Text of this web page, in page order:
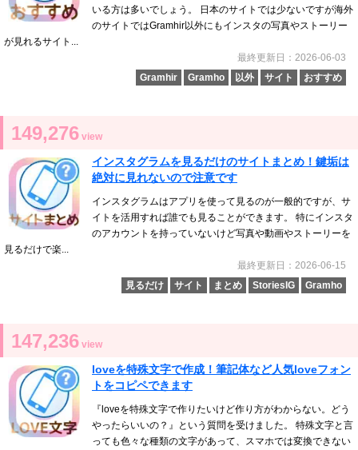
いる方は多いでしょう。 日本のサイトでは少ないですが海外
のサイトではGramhir以外にもインスタの写真やストーリー
が見れるサイト...
最終更新日：2026-06-03
Gramhir
Gramho 以外 サイト おすすめ
149,276 view
インスタグラムを見るだけのサイトまとめ！鍵垢は
絶対に見れないので注意です
インスタグラムはアプリを使って見るのが一般的ですが、サ
イトを活用すれば誰でも見ることができます。 特にインスタ
のアカウントを持っていないけど写真や動画やストーリーを
見るだけで楽...
最終更新日：2026-06-15
見るだけ
サイト まとめ StoriesIG Gramho
147,236 view
loveを特殊文字で作成！筆記体など人気loveフォン
トをコピペできます
『loveを特殊文字で作りたいけど作り方がわからない。どう
やったらいいの？』という質問を受けました。 特殊文字と言
っても色々な種類の文字があって、スマホでは変換できない